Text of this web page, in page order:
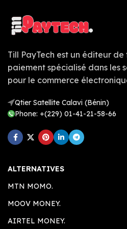
Till PayTech est un éditeur
paiement spécialisé dans les
pour le commerce
Qtier Satellite Calavi (Bénin)
Phone: +(229) 01-41-21-58-66
ALTERNATIVES
MTN MOMO.
MOOV MONEY.
AIRTEL MONEY.